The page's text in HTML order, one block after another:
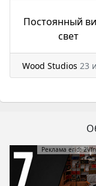
Постоянный
свет
Wood Studios 23
Реклама erid: